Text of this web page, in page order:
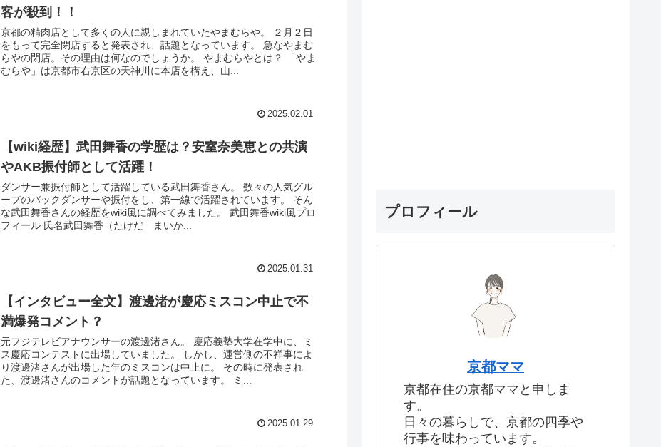
客が殺到！！
京都の精肉店として多くの人に親しまれていたやまむらや。 ２月２日
をもって完全閉店すると発表され、話題となっています。 急なやまむ
らやの閉店。その理由は何なのでしょうか。 やまむらやとは？ 「やま
むらや」は京都市右京区の天神川に本店を構え、山...
2025.02.01
【wiki経歴】武田舞香の学歴は？安室奈美恵との共演
やAKB振付師として活躍！
ダンサー兼振付師として活躍している武田舞香さん。 数々の人気グル
ープのバックダンサーや振付をし、第一線で活躍されています。 そん
な武田舞香さんの経歴をwiki風に調べてみました。 武田舞香wiki風プロ
フィール 氏名武田舞香（たけだ まいか...
2025.01.31
【インタビュー全文】渡邊渚が慶応ミスコン中止で不
満爆発コメント？
元フジテレビアナウンサーの渡邊渚さん。 慶応義塾大学在学中に、ミ
ス慶応コンテストに出場していました。 しかし、運営側の不祥事によ
り渡邊渚さんが出場した年のミスコンは中止に。 その時に発表され
た、渡邊渚さんのコメントが話題となっています。 ミ...
2025.01.29
プロフィール
京都ママ
京都在住の京都ママと申しま
す。
日々の暮らしで、京都の四季や
行事を味わっています。